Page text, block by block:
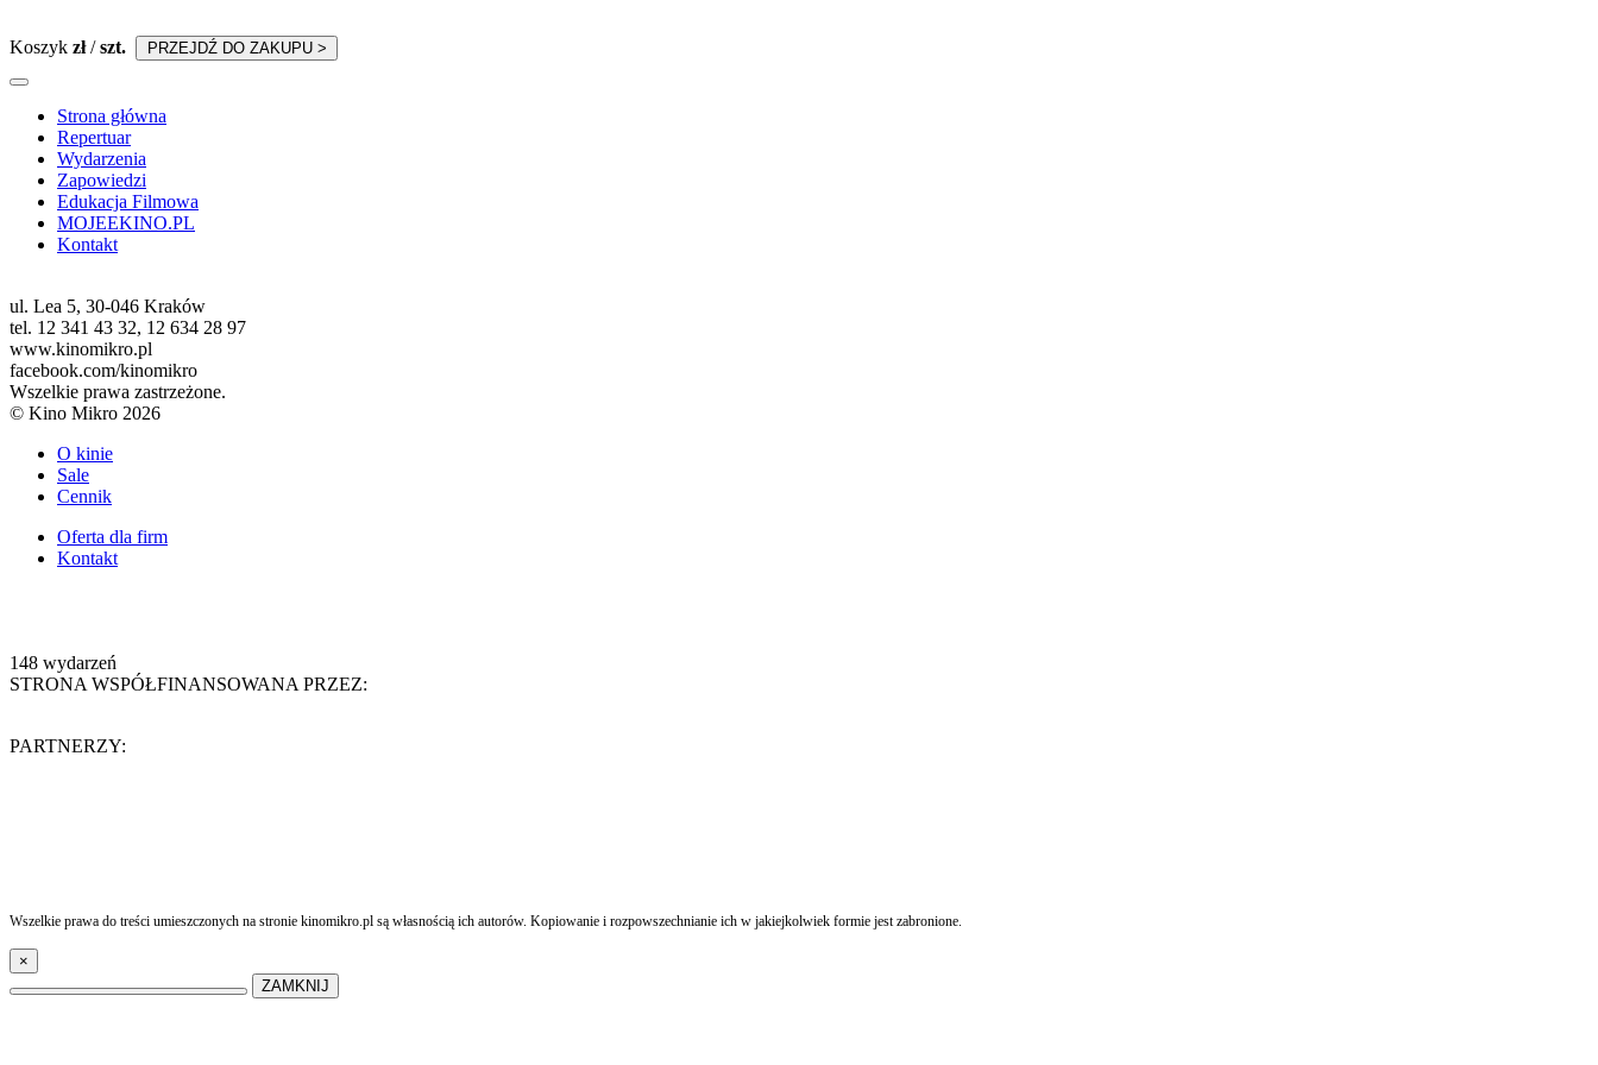
Koszyk zł/szt. PRZEJDŹ DO ZAKUPU >
Strona główna
Repertuar
Wydarzenia
Zapowiedzi
Edukacja Filmowa
MOJEEKINO.PL
Kontakt
ul. Lea 5, 30-046 Kraków
tel. 12 341 43 32, 12 634 28 97
www.kinomikro.pl
facebook.com/kinomikro
Wszelkie prawa zastrzeżone.
© Kino Mikro 2026
O kinie
Sale
Cennik
Oferta dla firm
Kontakt
148 wydarzeń
STRONA WSPÓŁFINANSOWANA PRZEZ:
PARTNERZY:
Wszelkie prawa do treści umieszczonych na stronie kinomikro.pl są własnością ich autorów. Kopiowanie i rozpowszechnianie ich w jakiejkolwiek formie jest zabronione.
×
ZAMKNIJ